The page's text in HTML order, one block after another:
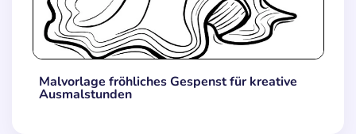
Malvorlage fröhliches Gespenst für kreative
Ausmalstunden